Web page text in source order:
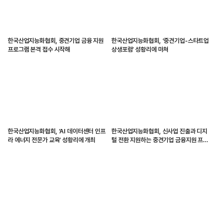
한국산업지능화협회, 중견기업 금융 지원
프로그램 본격 접수 시작해
한국산업지능화협회, ‘중견기업-스타트업
상생포럼’ 성황리에 마쳐
한국산업지능화협회, ‘AI 데이터센터 인프
라 에너지 전문가 교육’ 성황리에 개최
한국산업지능화협회, 신사업 진출과 디지
털 전환 지원하는 중견기업 금융지원 프로